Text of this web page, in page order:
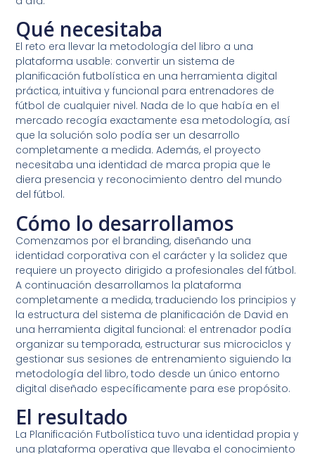
Qué necesitaba
El reto era llevar la metodología del libro a una
plataforma usable: convertir un sistema de
planificación futbolística en una herramienta digital
práctica, intuitiva y funcional para entrenadores de
fútbol de cualquier nivel. Nada de lo que había en el
mercado recogía exactamente esa metodología, así
que la solución solo podía ser un desarrollo
completamente a medida. Además, el proyecto
necesitaba una identidad de marca propia que le
diera presencia y reconocimiento dentro del mundo
del fútbol.
Cómo lo desarrollamos
Comenzamos por el branding, diseñando una
identidad corporativa con el carácter y la solidez que
requiere un proyecto dirigido a profesionales del fútbol.
A continuación desarrollamos la plataforma
completamente a medida, traduciendo los principios y
la estructura del sistema de planificación de David en
una herramienta digital funcional: el entrenador podía
organizar su temporada, estructurar sus microciclos y
gestionar sus sesiones de entrenamiento siguiendo la
metodología del libro, todo desde un único entorno
digital diseñado específicamente para ese propósito.
El resultado
La Planificación Futbolística tuvo una identidad propia y
una plataforma operativa que llevaba el conocimiento